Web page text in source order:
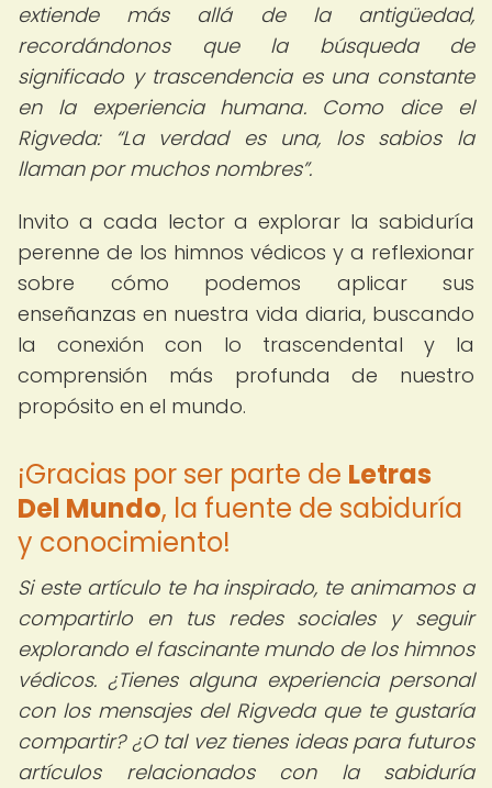
extiende más allá de la antigüedad,
recordándonos que la búsqueda de
significado y trascendencia es una constante
en la experiencia humana. Como dice el
Rigveda:
La verdad es una, los sabios la
llaman por muchos nombres .
Invito a cada lector a explorar la sabiduría
perenne de los himnos védicos y a reflexionar
sobre cómo podemos aplicar sus
enseñanzas en nuestra vida diaria, buscando
la conexión con lo trascendental y la
comprensión más profunda de nuestro
propósito en el mundo.
¡Gracias por ser parte de Letras
Del Mundo, la fuente de sabiduría
y conocimiento!
Si este artículo te ha inspirado, te animamos a
compartirlo en tus redes sociales y seguir
explorando el fascinante mundo de los himnos
védicos. ¿Tienes alguna experiencia personal
con los mensajes del Rigveda que te gustaría
compartir? ¿O tal vez tienes ideas para futuros
artículos relacionados con la sabiduría